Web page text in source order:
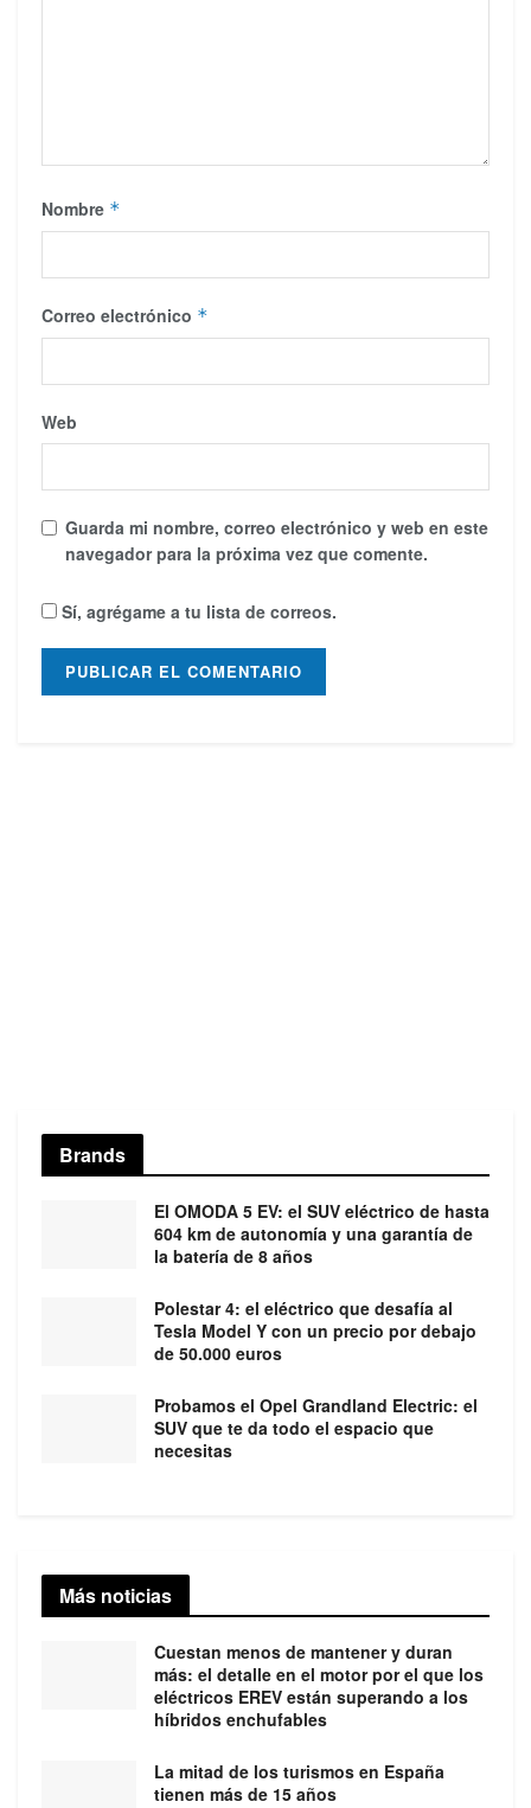
Nombre *
Correo electrónico *
Web
Guarda mi nombre, correo electrónico y web en este
navegador para la próxima vez que comente.
Sí, agrégame a tu lista de correos.
Brands
El OMODA 5 EV: el SUV eléctrico de hasta
604 km de autonomía y una garantía de
la batería de 8 años
Polestar 4: el eléctrico que desafía al
Tesla Model Y con un precio por debajo
de 50.000 euros
Probamos el Opel Grandland Electric: el
SUV que te da todo el espacio que
necesitas
Más noticias
Cuestan menos de mantener y duran
más: el detalle en el motor por el que los
eléctricos EREV están superando a los
híbridos enchufables
La mitad de los turismos en España
tienen más de 15 años